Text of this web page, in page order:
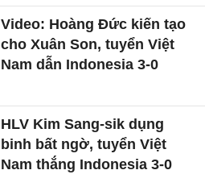
Video: Hoàng Đức kiến tạo
cho Xuân Son, tuyển Việt
Nam dẫn Indonesia 3-0
HLV Kim Sang-sik dụng
binh bất ngờ, tuyển Việt
Nam thắng Indonesia 3-0